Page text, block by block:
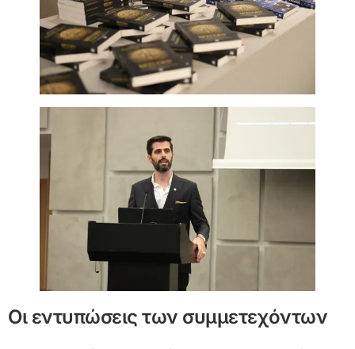
Οι εντυπώσεις των συμμετεχόντων